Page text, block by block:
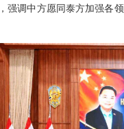
强调中方愿同泰方加强各